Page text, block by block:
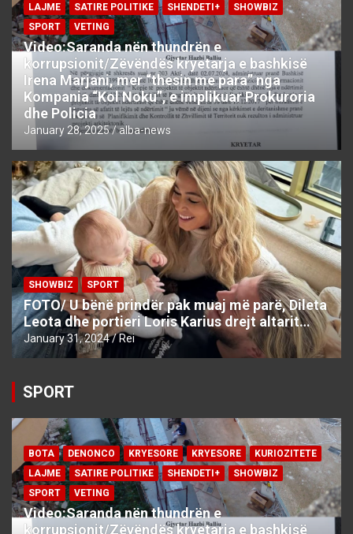
LAJME
SATIRE POLITIKE SHENDETI+
SHOWBIZ
SPORT
VETING
Video:Saranda nën thundrën e
korrupsionit/Zëvëndës kryetarja e bashkisë
Irena Marjani, mer “thesin me para” nga
Kompania “Kol Noku”, e implikuar Prokuroria
dhe Policia
January 28, 2025 alba-news
SHOWBIZ SPORT
FOTO/ U bënë prindër pak muaj më parë, Dileta
Leota dhe portieri Loris Karius drejt altarit…
January 31, 2024 Rei
SPORT
BOTA DENONCO KRYESORE KRYESORE
KURIOZITETE
LAJME
SATIRE POLITIKE SHENDETI+
SHOWBIZ
SPORT
VETING
Video:Saranda nën thundrën e
korrupsionit/Zëvëndës kryetarja e bashkisë